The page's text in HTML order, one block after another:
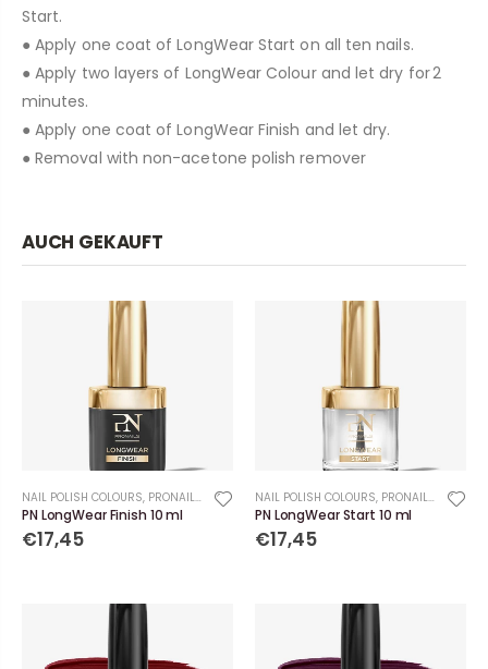
Start.
● Apply one coat of LongWear Start on all ten nails.
● Apply two layers of LongWear Colour and let dry for 2
minutes.
● Apply one coat of LongWear Finish and let dry.
● Removal with non-acetone polish remover
AUCH GEKAUFT
NAIL POLISH COLOURS, PRONAILS
PN LongWear Finish 10 ml
€17,45
NAIL POLISH COLOURS, PRONAILS
PN LongWear Start 10 ml
€17,45